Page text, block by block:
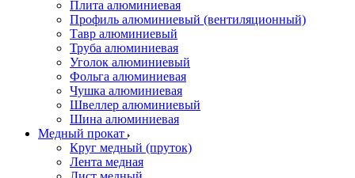
Плита алюминиевая
Профиль алюминиевый (вентиляционный)
Тавр алюминиевый
Труба алюминиевая
Уголок алюминиевый
Фольга алюминиевая
Чушка алюминиевая
Швеллер алюминиевый
Шина алюминиевая
Медный прокат
Круг медный (пруток)
Лента медная